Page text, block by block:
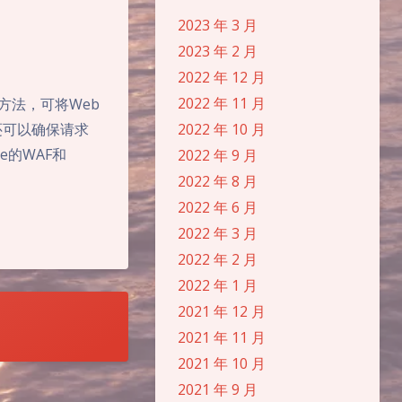
Sans Serif
2023 年 3 月
2023 年 2 月
2022 年 12 月
2022 年 11 月
2022 年 10 月
2022 年 9 月
2022 年 8 月
2022 年 6 月
2022 年 3 月
2022 年 2 月
2022 年 1 月
2021 年 12 月
2021 年 11 月
2021 年 10 月
2021 年 9 月
法，可将Web
以确保请求
WAF和